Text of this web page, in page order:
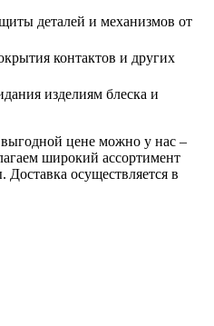
деталей и механизмов от
контактов и других
изделиям блеска и
цене можно у нас –
широкий ассортимент
осуществляется в